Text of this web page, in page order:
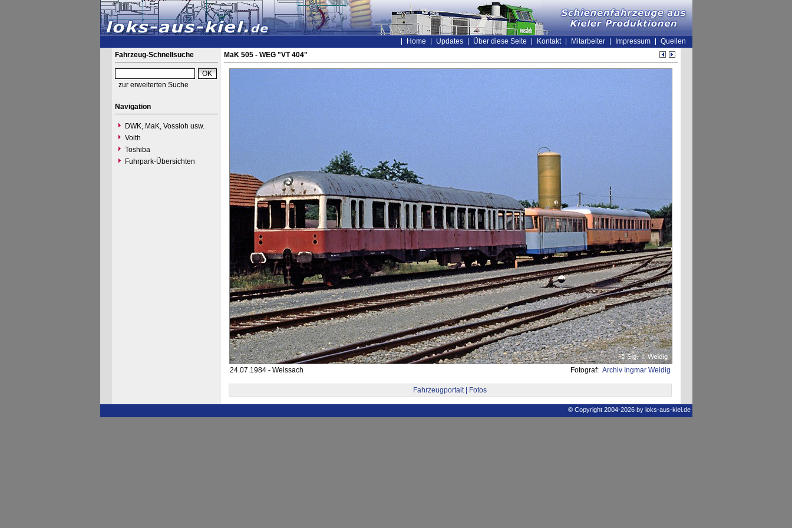
Home Updates Über diese Seite Kontakt Mitarbeiter Impressum
Quellen
Fahrzeug-Schnellsuche
zur erweiterten Suche
Navigation
DWK, MaK, Vossloh usw.
Voith
Toshiba
Fuhrpark-Übersichten
MaK 505 - WEG "VT 404"
24.07.1984 - Weissach Fotograf: Archiv Ingmar Weidig
Fahrzeugportait | Fotos
© Copyright 2004-2026 by loks-aus-kiel.de